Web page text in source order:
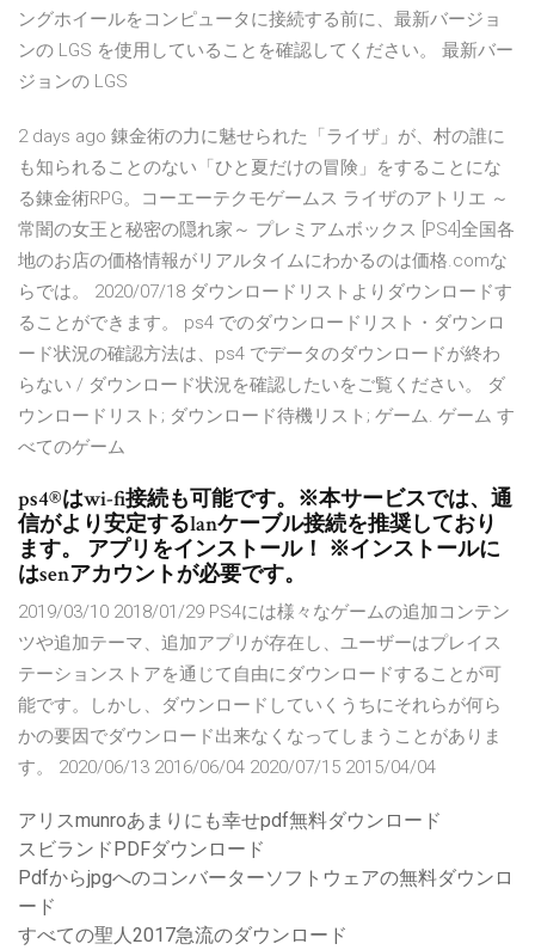
ングホイールをコンピュータに接続する前に、最新バージョ
ンの LGS を使用していることを確認してください。 最新バー
ジョンの LGS
2 days ago 錬金術の力に魅せられた「ライザ」が、村の誰に
も知られることのない「ひと夏だけの冒険」をすることにな
る錬金術RPG。コーエーテクモゲームス ライザのアトリエ ～
常闇の女王と秘密の隠れ家～ プレミアムボックス [PS4]全国各
地のお店の価格情報がリアルタイムにわかるのは価格.comな
らでは。 2020/07/18 ダウンロードリストよりダウンロードす
ることができます。 ps4 でのダウンロードリスト・ダウンロ
ード状況の確認方法は、ps4 でデータのダウンロードが終わ
らない / ダウンロード状況を確認したいをご覧ください。 ダ
ウンロードリスト; ダウンロード待機リスト; ゲーム. ゲーム す
べてのゲーム
ps4®はwi-fi接続も可能です。※本サービスでは、通
信がより安定するlanケーブル接続を推奨しており
ます。 アプリをインストール！ ※インストールに
はsenアカウントが必要です。
2019/03/10 2018/01/29 PS4には様々なゲームの追加コンテン
ツや追加テーマ、追加アプリが存在し、ユーザーはプレイス
テーションストアを通じて自由にダウンロードすることが可
能です。しかし、ダウンロードしていくうちにそれらが何ら
かの要因でダウンロード出来なくなってしまうことがありま
す。 2020/06/13 2016/06/04 2020/07/15 2015/04/04
アリスmunroあまりにも幸せpdf無料ダウンロード
スビランドPDFダウンロード
Pdfからjpgへのコンバーターソフトウェアの無料ダウンロ
ード
すべての聖人2017急流のダウンロード